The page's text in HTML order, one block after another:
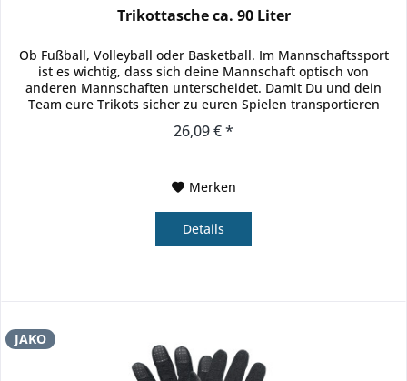
Trikottasche ca. 90 Liter
Ob Fußball, Volleyball oder Basketball. Im Mannschaftssport
ist es wichtig, dass sich deine Mannschaft optisch von
anderen Mannschaften unterscheidet. Damit Du und dein
Team eure Trikots sicher zu euren Spielen transportieren
26,09 € *
Merken
Details
JAKO